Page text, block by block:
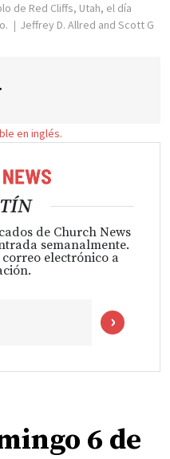
de Red Cliffs, Utah, el día
Jeffrey D. Allred and Scott G
en inglés.
de Church News
semanalmente.
electrónico a
6 de